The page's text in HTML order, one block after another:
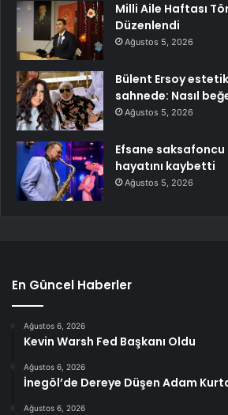
Milli Aile Haftası
Düzenlendi
Ağustos 5, 2026
Bülent Ersoy
sahnede: Nasıl
Ağustos 5, 2026
Efsane saksafoncu
hayatını kaybetti
Ağustos 5, 2026
En Güncel Haberler
Ağustos 6, 2026
Kevin Warsh Fed Başkanı Oldu
Ağustos 6, 2026
İnegöl’de Dereye Düşen Adam
Ağustos 6, 2026